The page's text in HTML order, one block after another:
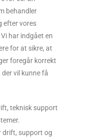
behandler
efter vores
har indgået en
for at sikre, at
foregår korrekt
vil kunne få
teknisk support
drift, support og